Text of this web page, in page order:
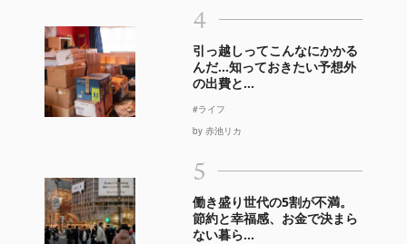
4
引っ越しってこんなにかかる
んだ…知っておきたい予想外
の出費と...
#ライフ
by 赤池リカ
5
働き盛り世代の5割が不満。
節約と幸福感、お金で決まら
ない暮ら...